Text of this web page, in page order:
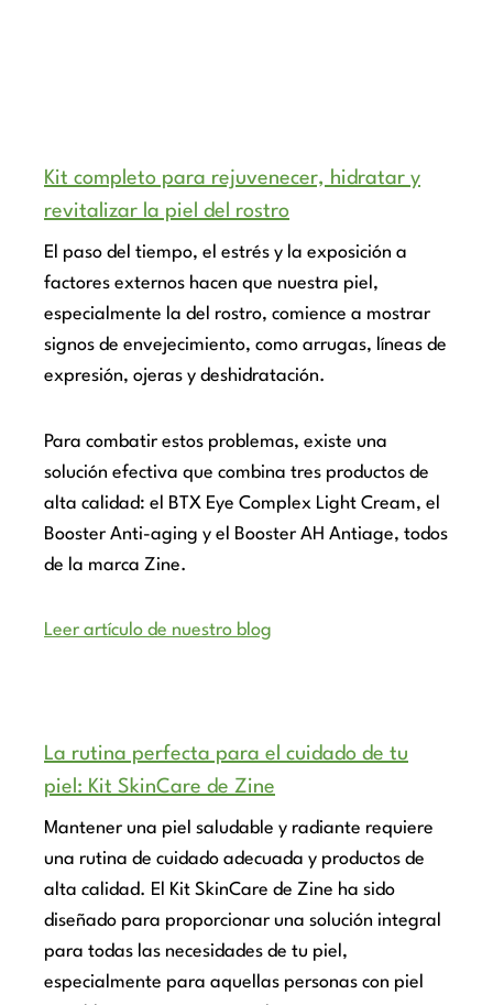
Kit completo para rejuvenecer, hidratar y
revitalizar la piel del rostro
El paso del tiempo, el estrés y la exposición a
factores externos hacen que nuestra piel,
especialmente la del rostro, comience a mostrar
signos de envejecimiento, como arrugas, líneas de
expresión, ojeras y deshidratación.
Para combatir estos problemas, existe una
solución efectiva que combina tres productos de
alta calidad: el BTX Eye Complex Light Cream, el
Booster Anti-aging y el Booster AH Antiage, todos
de la marca Zine.
Leer artículo de nuestro blog
La rutina perfecta para el cuidado de tu
piel: Kit SkinCare de Zine
Mantener una piel saludable y radiante requiere
una rutina de cuidado adecuada y productos de
alta calidad. El Kit SkinCare de Zine ha sido
diseñado para proporcionar una solución integral
para todas las necesidades de tu piel,
especialmente para aquellas personas con piel